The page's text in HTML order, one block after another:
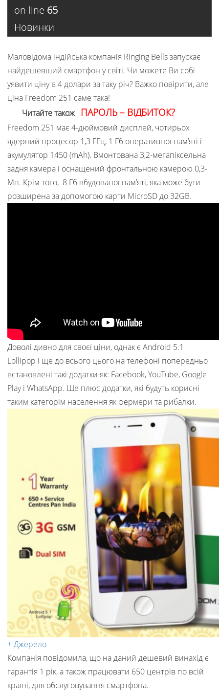
on line 65
Новинки
Маловідома індійська компанія Ringing Bells запускає
найдешевший смартфон у світі. Чи можете Ви собі
уявити ціну в 4 долари за таку річ? Важко повірити, але
ціна Freedom 251 саме така!
Читайте також ПАРОЛЬ – ВІДБИТОК?
Freedom 251 має 4-дюймовий дисплей, чотирьох
ядерний процесор 1,3 ГГц, 1 Гб оперативної пам’яті і
акумулятор 1450 (mАh). Вмонтована 3,2-мегапіксельна
задня камера і оснащений фронтальною камерою 0,3-
Мп. Крім того, 8 Гб вбудованої пам’яті, яка може бути
розширена за допомогою карти MicroSD до 32GB.
Доволі дивно для своєї ціни, однак є Android 5.1
Lollipop і ще до всього цього на телефоні попередньо
встановлені такі додатки як: Facebook, YouTube, Google
Play і WhatsApp. Ще плюс додатки, які будуть корисні
таким категорім населення як фермери та рибалки.
+ Джерело
Компанія повідомила, що на даний дешевий винахід є
гарантія 1 рік, а також працювати 650 центрів по всій
країні, для обслуговування смартфона.